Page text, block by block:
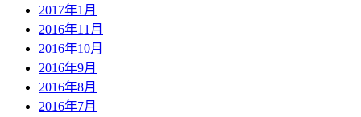
2017年1月
2016年11月
2016年10月
2016年9月
2016年8月
2016年7月